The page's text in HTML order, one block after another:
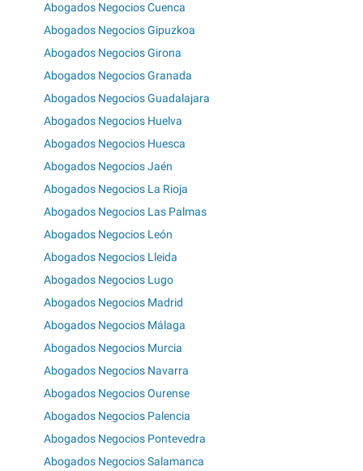
Abogados Negocios Cuenca
Abogados Negocios Gipuzkoa
Abogados Negocios Girona
Abogados Negocios Granada
Abogados Negocios Guadalajara
Abogados Negocios Huelva
Abogados Negocios Huesca
Abogados Negocios Jaén
Abogados Negocios La Rioja
Abogados Negocios Las Palmas
Abogados Negocios León
Abogados Negocios Lleida
Abogados Negocios Lugo
Abogados Negocios Madrid
Abogados Negocios Málaga
Abogados Negocios Murcia
Abogados Negocios Navarra
Abogados Negocios Ourense
Abogados Negocios Palencia
Abogados Negocios Pontevedra
Abogados Negocios Salamanca